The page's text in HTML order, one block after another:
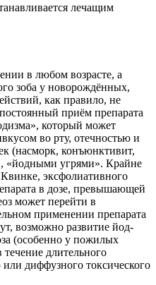
лечащим
в любом возрасте, а
зоба у новорождённых,
как правило, не
приём препарата
который может
во рту, отечностью и
(насморк, конъюнктивит,
«йодными угрями». Крайне
эксфолиативного
в дозе, превышающей
может перейти в
применении препарата
возможно развитие йод-
(особенно у пожилых
длительного
диффузного токсического